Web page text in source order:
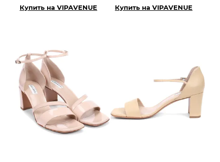
Купить на VIPAVENUE Купить на VIPAVENUE